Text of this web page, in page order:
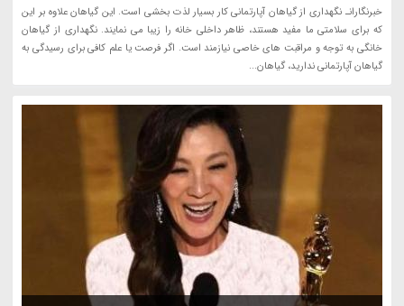
خبرنگارانـ نگهداری از گیاهان آپارتمانی کار بسیار لذت بخشی است. این گیاهان علاوه بر این
که برای سلامتی ما مفید هستند، ظاهر داخلی خانه را زیبا می نمایند. نگهداری از گیاهان
خانگی به توجه و مراقبت های خاصی نیازمند است. اگر فرصت یا علم کافی برای رسیدگی به
گیاهان آپارتمانی ندارید، گیاهان...